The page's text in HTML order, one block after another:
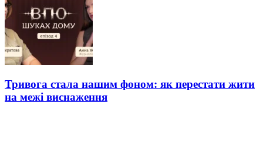
Тривога стала нашим фоном: як перестати жити
на межі виснаження